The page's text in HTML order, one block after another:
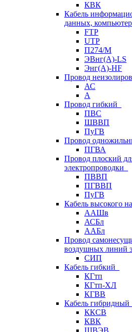
КВК
Кабель
данных,
FTP
UTP
П274/М
ЭВнг(А)-LS
Энг(А)-HF
Провод
АС
А
Провод гибкий
ПВС
ШВВП
ПуГВ
Провод
ПГВА
Провод плоский
электропроводки
ПВВП
ПГВВП
ПуГВ
Кабель высокого
ААШв
АСБл
ААБл
Провод
воздушных линий
СИП
Кабель гибкий
КГтп
КГтп-ХЛ
КГВВ
Кабель гибридный
ККСВ
КВК
ШВЭВ